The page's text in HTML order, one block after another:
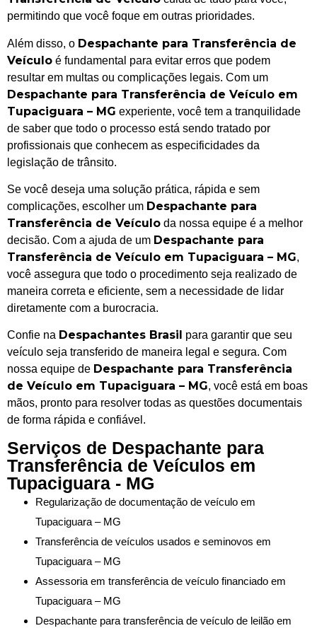
permitindo que você foque em outras prioridades.
Além disso, o Despachante para Transferência de
Veículo é fundamental para evitar erros que podem
resultar em multas ou complicações legais. Com um
Despachante para Transferência de Veículo em
Tupaciguara – MG experiente, você tem a tranquilidade
de saber que todo o processo está sendo tratado por
profissionais que conhecem as especificidades da
legislação de trânsito.
Se você deseja uma solução prática, rápida e sem
complicações, escolher um Despachante para
Transferência de Veículo da nossa equipe é a melhor
decisão. Com a ajuda de um Despachante para
Transferência de Veículo em Tupaciguara – MG,
você assegura que todo o procedimento seja realizado de
maneira correta e eficiente, sem a necessidade de lidar
diretamente com a burocracia.
Confie na Despachantes Brasil
para garantir que seu
veículo seja transferido de maneira legal e segura. Com
nossa equipe de Despachante para Transferência
de Veículo em Tupaciguara – MG, você está em boas
mãos, pronto para resolver todas as questões documentais
de forma rápida e confiável.
Serviços de Despachante para
Transferência de Veículos em
Tupaciguara - MG
Regularização de documentação de veículo em
Tupaciguara – MG
Transferência de veículos usados e seminovos em
Tupaciguara – MG
Assessoria em transferência de veículo financiado em
Tupaciguara – MG
Despachante para transferência de veículo de leilão em